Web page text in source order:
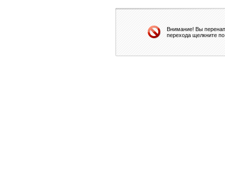
Внимание! Вы
перехода щелкните